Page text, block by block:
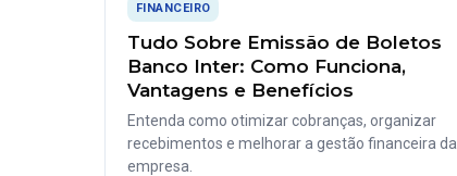
FINANCEIRO
Tudo Sobre Emissão de Boletos
Banco Inter: Como Funciona,
Vantagens e Benefícios
Entenda como otimizar cobranças, organizar
recebimentos e melhorar a gestão financeira da
empresa.